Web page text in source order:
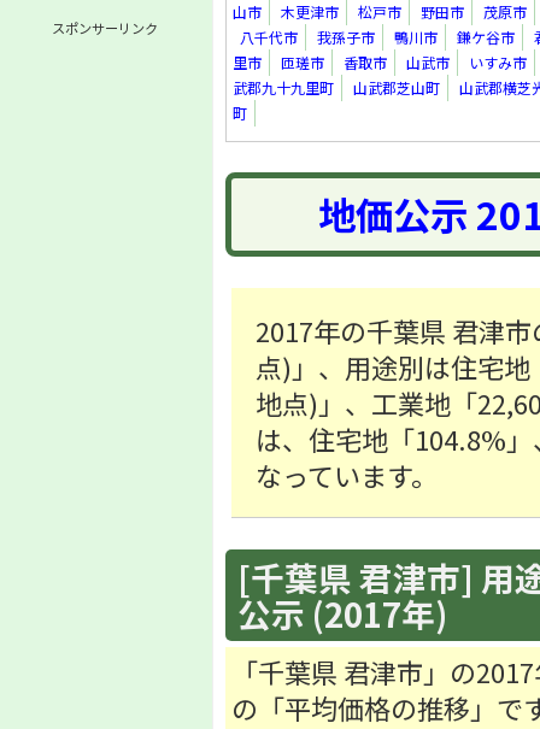
スポンサーリンク
山市
木更津市 松戸市 野田市
茂原市
八千代市
我孫子市 鴨川市 鎌ケ谷市
里市
匝瑳市 香取市 山武市
いすみ市
武郡九十九里町
山武郡芝山町
山武郡横芝
町
地価公示
2017年の千葉県 君津
点)」、用途別は住宅
地点)」、工業地「
は、住宅地「104.8%
なっています。
[千葉県 君津市] 用
公示 (2017年)
「千葉県 君津市」の
の「平均価格の推移」で